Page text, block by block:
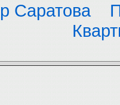
Саратова